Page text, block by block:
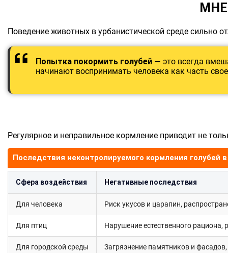
Поведение животных в урбанистической среде сильно
Попытка покормить голубей — это всегда
начинают воспринимать человека как часть
Регулярное и неправильное кормление приводит не
Последствия неконтролируемого кормления голубей
Сфера воздействия Негативные последствия
Для человека Риск укусов и царапин,
Для птиц Нарушение естественного рациона,
Для городской среды Загрязнение памятников и